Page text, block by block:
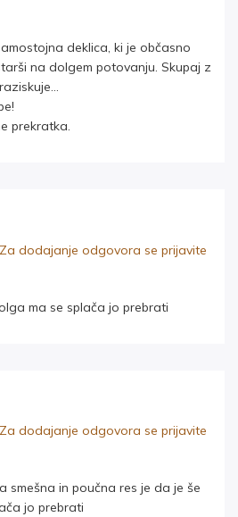
deklica, ki je občasno
na dolgem potovanju. Skupaj z
prekratka.
Za dodajanje odgovora se prijavite
ma se splača jo prebrati
Za dodajanje odgovora se prijavite
smešna in poučna res je da je še
jo prebrati